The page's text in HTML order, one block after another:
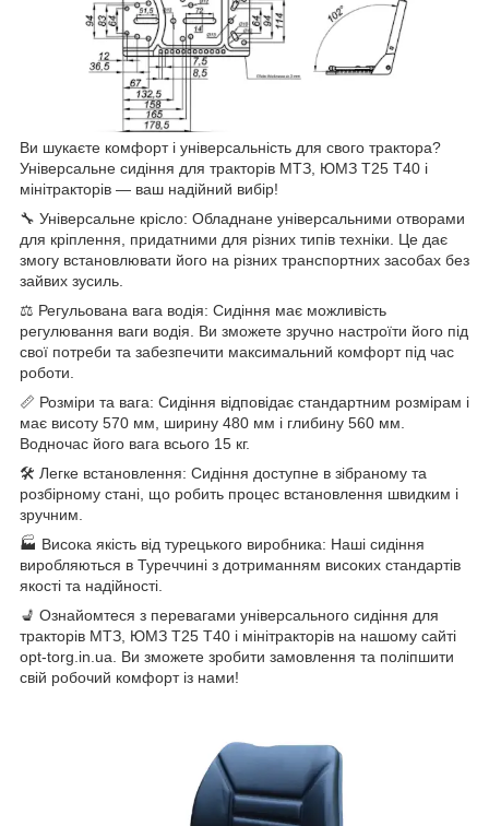
Ви шукаєте комфорт і універсальність для свого трактора?
Універсальне сидіння для тракторів МТЗ, ЮМЗ Т25 Т40 і
мінітракторів — ваш надійний вибір!
🔧 Універсальне крісло: Обладнане універсальними отворами
для кріплення, придатними для різних типів техніки. Це дає
змогу встановлювати його на різних транспортних засобах без
зайвих зусиль.
⚖️ Регульована вага водія: Сидіння має можливість
регулювання ваги водія. Ви зможете зручно настроїти його під
свої потреби та забезпечити максимальний комфорт під час
роботи.
📏 Розміри та вага: Сидіння відповідає стандартним розмірам і
має висоту 570 мм, ширину 480 мм і глибину 560 мм.
Водночас його вага всього 15 кг.
🛠️ Легке встановлення: Сидіння доступне в зібраному та
розбірному стані, що робить процес встановлення швидким і
зручним.
🏭 Висока якість від турецького виробника: Наші сидіння
виробляються в Туреччині з дотриманням високих стандартів
якості та надійності.
💺 Ознайомтеся з перевагами універсального сидіння для
тракторів МТЗ, ЮМЗ Т25 Т40 і мінітракторів на нашому сайті
opt-torg.in.ua. Ви зможете зробити замовлення та поліпшити
свій робочий комфорт із нами!